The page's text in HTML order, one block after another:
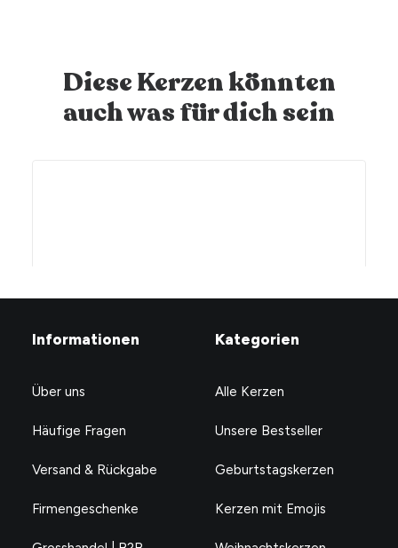
Diese Kerzen könnten
auch was für dich sein
Welches Sternzeichen ist das Beste und warum ist es
Informationen
Über uns
Häufige Fragen
Versand & Rückgabe
Firmengeschenke
Kategorien
Alle Kerzen
Unsere Bestseller
Geburtstagskerzen
Kerzen mit Emojis